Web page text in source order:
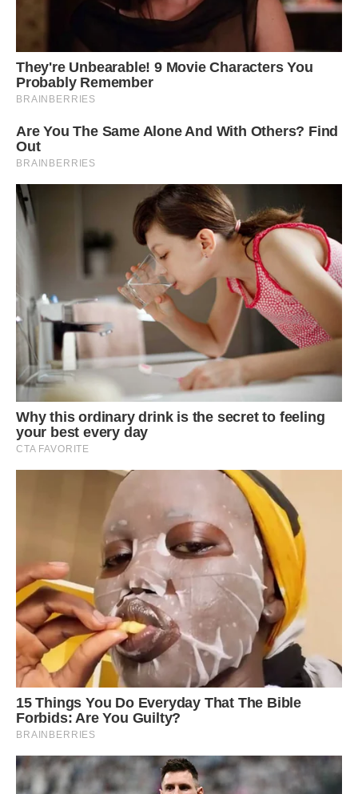
постійне місце для сушіння.
Читайте також:
Варто виконати кожному: головні
робити на городі в серпні, щоб мати гарний урожай
Як правильно підготувати цибулю до зими
Сушити цибулю можна по-різному. Хтось відносить її на
горище або в будь-яке інше сухе приміщення з гарною
вентиляцією і «забуває» там на кілька тижнів. Хтось
залишає урожай на грядці під сонцем.
Другий варіант більш трудомісткий і вимагає підвищеної
уваги. Кожен вечір цибулю, яка сушиться на вулиці,
потрібно на ніч або накрити, або внести в приміщення,
щоб ранкова роса її не намочила.
Також необхідно постійно стежити за прогнозом погоди і
у випадку дощу прибирати урожай під навіс.
Але який би варіант ви не вибрали, добре висушити
Чим тонше шар цибулі, тим швидше і краще він